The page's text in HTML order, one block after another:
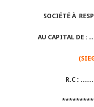
SOCIÉTÉ À
AU CAPITAL
R.C :